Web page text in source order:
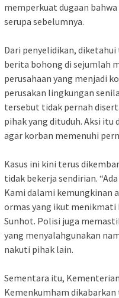
memperkuat dugaan
serupa sebelumnya.
Dari penyelidikan,
berita bohong di sejumlah
perusahaan yang menjadi
perusakan lingkungan
tersebut tidak pernah
pihak yang dituduh. Aksi itu
agar korban memenuhi
Kasus ini kini terus
tidak bekerja sendirian.
Kami dalami kemungkinan
ormas yang ikut menikmati
Sunhot. Polisi juga
yang menyalahgunakan
nakuti pihak lain.
Sementara itu,
Kemenkumham